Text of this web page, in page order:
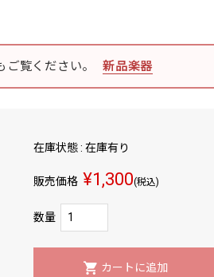
ご覧ください。 新品楽器
在庫状態 : 在庫有り
販売価格 ¥1,300(税込)
数量